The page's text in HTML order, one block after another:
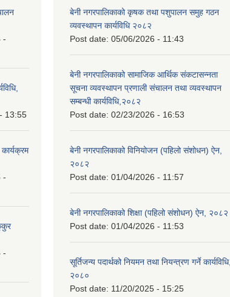
-
13:55
-
-
बेनी नगरपालिकाको कृषक तथा पशुपालन समुह गठन
व्यवस्थापन कार्यविधि २०८२
Post date: 05/06/2026 - 11:43
बेनी नगरपालिकाको सामाजिक आर्थिक संकटासन्नता
सूचना व्यवस्थापन प्रणाली संचालन तथा व्यवस्थापन
सम्बन्धी कार्यविधि,२०८२
Post date: 02/23/2026 - 16:53
बेनी नगरपालिकाको विनियोजन (पहिलो संशोधन) ऐन,
२०८२
Post date: 01/04/2026 - 11:57
बेनी नगरपालिकाको शिक्षा (पहिलो संशोधन) ऐन, २०८२
Post date: 01/04/2026 - 11:53
सूर्तिजन्य पदार्थको नियमन तथा नियन्त्रण गर्ने कार्यविधि,
२०८०
Post date: 11/20/2025 - 15:25